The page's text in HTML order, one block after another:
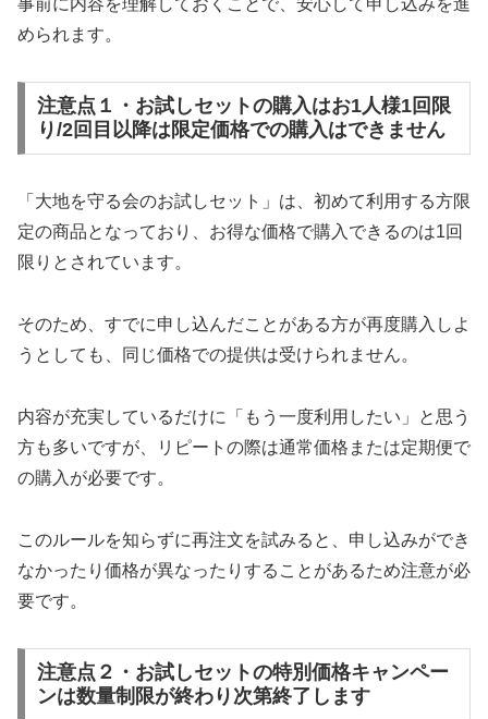
められます。
注意点１・お試しセットの購入はお1人様1回限
り/2回目以降は限定価格での購入はできません
「大地を守る会のお試しセット」は、初めて利用する方限
定の商品となっており、お得な価格で購入できるのは1回
限りとされています。
そのため、すでに申し込んだことがある方が再度購入しよ
うとしても、同じ価格での提供は受けられません。
内容が充実しているだけに「もう一度利用したい」と思う
方も多いですが、リピートの際は通常価格または定期便で
の購入が必要です。
このルールを知らずに再注文を試みると、申し込みができ
なかったり価格が異なったりすることがあるため注意が必
要です。
注意点２・お試しセットの特別価格キャンペー
ンは数量制限が終わり次第終了します